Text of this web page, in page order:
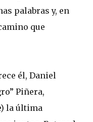
palabras y, en
que
él, Daniel
Piñera,
la última